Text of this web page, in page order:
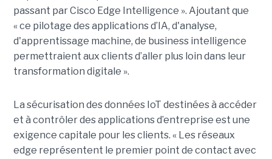
passant par Cisco Edge Intelligence ». Ajoutant que
« ce pilotage des applications d’IA, d'analyse,
d'apprentissage machine, de business intelligence
permettraient aux clients d’aller plus loin dans leur
transformation digitale ».
La sécurisation des données IoT destinées à accéder
et à contrôler des applications d’entreprise est une
exigence capitale pour les clients. « Les réseaux
edge représentent le premier point de contact avec